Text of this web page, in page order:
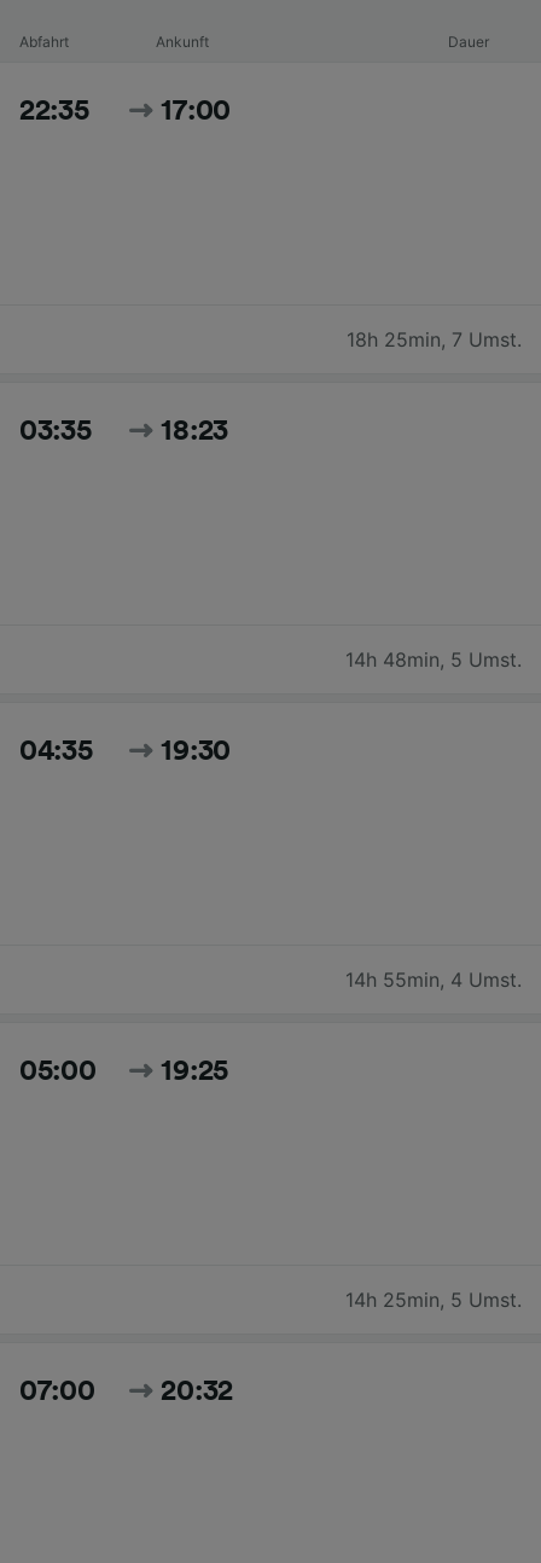
Abfahrt Ankunft Dauer
22:35 17:00
18h 25min, 7 Umst.
03:35 18:23
14h 48min, 5 Umst.
04:35 19:30
14h 55min, 4 Umst.
05:00 19:25
14h 25min, 5 Umst.
07:00 20:32